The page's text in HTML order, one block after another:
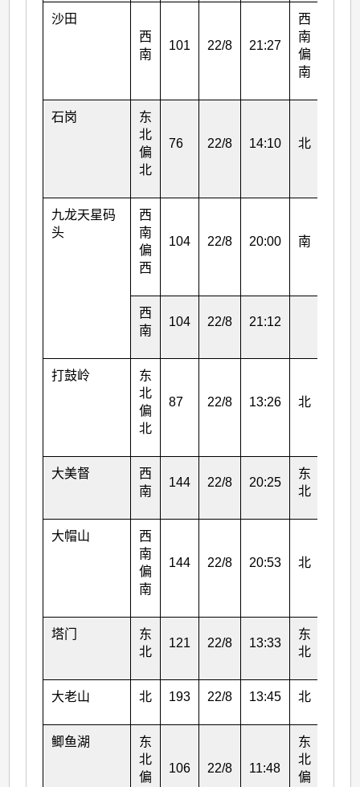
沙田
西
南
101 22/8 21:27
西
南
偏
南
石岗
东
北
偏
北
76 22/8 14:10 北
九龙天星码
头
西
南
偏
西
104 22/8 20:00 南
西
南
104 22/8 21:12
打鼓岭
东
北
偏
北
87 22/8 13:26 北
大美督
西
南
144 22/8 20:25
东
北
大帽山
西
南
偏
南
144 22/8 20:53 北
塔门
东
北
121 22/8 13:33
东
北
大老山 北 193 22/8 13:45 北
鲫鱼湖
东
北
偏
106 22/8 11:48
东
北
偏